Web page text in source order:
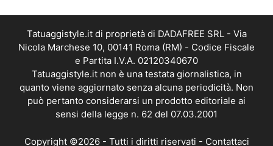
Tatuaggistyle.it di proprietà di DADAFREE SRL - Via
Nicola Marchese 10, 00141 Roma (RM) - Codice Fiscale
e Partita I.V.A. 02120340670
Tatuaggistyle.it non è una testata giornalistica, in
quanto viene aggiornato senza alcuna periodicità. Non
può pertanto considerarsi un prodotto editoriale ai
sensi della legge n. 62 del 07.03.2001
Copyright ©2026 - Tutti i diritti riservati - Contattaci